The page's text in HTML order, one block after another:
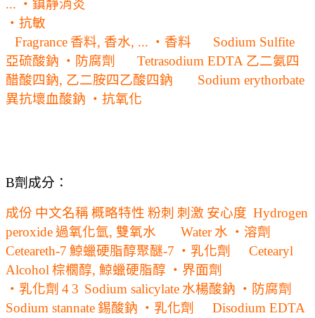
... ‧鎮靜消炎
‧抗敏
Fragrance 香料, 香水, ... ‧香料
Sodium Sulfite
亞硫酸鈉 ‧防腐劑 Tetrasodium EDTA 乙二氨四
醋酸四鈉, 乙二胺四乙酸四鈉
Sodium erythorbate
異抗壞血酸鈉 ‧抗氧化
B劑成分：
成份 中文名稱概略特性 粉刺 刺激 安心度 Hydrogen
peroxide過氧化氫, 雙氧水 Water 水 ‧溶劑
Ceteareth-7 鯨蠟硬脂醇聚醚-7 ‧乳化劑
Cetearyl
Alcohol 棕櫚醇, 鯨蠟硬脂醇 ‧界面劑
‧乳化劑 4 3 Sodium salicylate 水楊酸鈉 ‧防腐劑
Sodium stannate 錫酸鈉 ‧乳化劑
Disodium EDTA